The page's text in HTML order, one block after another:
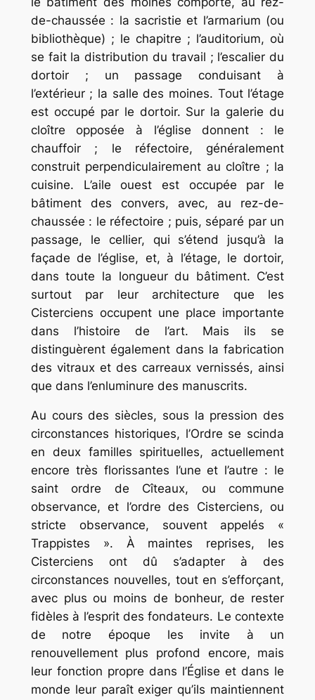
de-chaussée : la sacristie et l’armarium (ou
bibliothèque) ; le chapitre ; l’auditorium, où
se fait la distribution du travail ; l’escalier du
dortoir ; un passage conduisant à
l’extérieur ; la salle des moines. Tout l’étage
est occupé par le dortoir. Sur la galerie du
cloître opposée à l’église donnent : le
chauffoir ; le réfectoire, généralement
construit perpendiculairement au cloître ; la
cuisine. L’aile ouest est occupée par le
bâtiment des convers, avec, au rez-de-
chaussée : le réfectoire ; puis, séparé par un
passage, le cellier, qui s’étend jusqu’à la
façade de l’église, et, à l’étage, le dortoir,
dans toute la longueur du bâtiment. C’est
surtout par leur architecture que les
Cisterciens occupent une place importante
dans l’histoire de l’art. Mais ils se
distinguèrent également dans la fabrication
des vitraux et des carreaux vernissés, ainsi
que dans l’enluminure des manuscrits.
Au cours des siècles, sous la pression des
circonstances historiques, l’Ordre se scinda
en deux familles spirituelles, actuellement
encore très florissantes l’une et l’autre : le
saint ordre de Cîteaux, ou commune
observance, et l’ordre des Cisterciens, ou
stricte observance, souvent appelés «
Trappistes ». À maintes reprises, les
Cisterciens ont dû s’adapter à des
circonstances nouvelles, tout en s’efforçant,
avec plus ou moins de bonheur, de rester
fidèles à l’esprit des fondateurs. Le contexte
de notre époque les invite à un
renouvellement plus profond encore, mais
leur fonction propre dans l’Église et dans le
monde leur paraît exiger qu’ils maintiennent